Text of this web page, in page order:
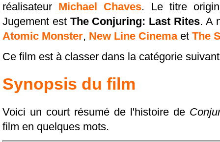
réalisateur Michael Chaves. Le titre
Jugement est The Conjuring: Last Rites. A
Atomic Monster, New Line Cinemaet The
Ce film est à classer dans la catégorie
Synopsis du film
Voici un court résumé de l'histoire de
film en quelques mots.